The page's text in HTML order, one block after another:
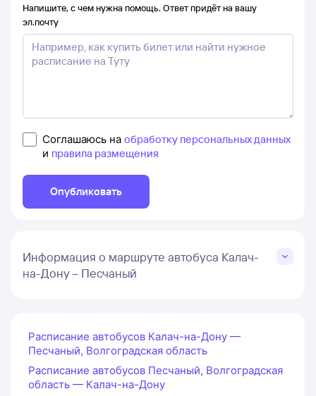
Напишите, с чем нужна помощь. Ответ придёт на вашу
эл.почту
Соглашаюсь на обработку персональных данных
и правила размещения
Опубликовать
Информация о маршруте автобуса Калач-
на-Дону – Песчаный
Расписание автобусов Калач-на-Дону —
Песчаный, Волгоградская область
Расписание автобусов Песчаный, Волгоградская
область — Калач-на-Дону